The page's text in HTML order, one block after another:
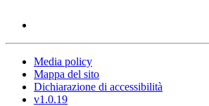
Media policy
Mappa del sito
Dichiarazione di accessibilità
v1.0.19